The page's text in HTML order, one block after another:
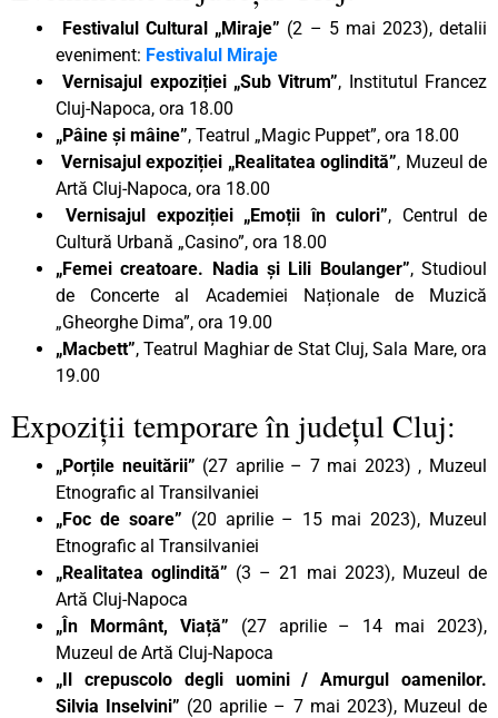
Festivalul Cultural „Miraje” (2 – 5 mai 2023), detalii
eveniment: Festivalul Miraje
Vernisajul expoziției „Sub Vitrum”, Institutul Francez
Cluj-Napoca, ora 18.00
„Pâine și mâine”, Teatrul „Magic Puppet”, ora 18.00
Vernisajul expoziției „Realitatea oglindită”, Muzeul de
Artă Cluj-Napoca, ora 18.00
Vernisajul expoziției „Emoții în culori”, Centrul de
Cultură Urbană „Casino”, ora 18.00
„Femei creatoare. Nadia și Lili Boulanger”, Studioul
de Concerte al Academiei Naționale de Muzică
„Gheorghe Dima”, ora 19.00
„Macbett”, Teatrul Maghiar de Stat Cluj, Sala Mare, ora
19.00
Expoziții temporare în județul Cluj:
„Porțile neuitării” (27 aprilie – 7 mai 2023) , Muzeul
Etnografic al Transilvaniei
„Foc de soare” (20 aprilie – 15 mai 2023), Muzeul
Etnografic al Transilvaniei
„Realitatea oglindită” (3 – 21 mai 2023), Muzeul de
Artă Cluj-Napoca
„În Mormânt, Viață” (27 aprilie – 14 mai 2023),
Muzeul de Artă Cluj-Napoca
„Il crepuscolo degli uomini / Amurgul oamenilor.
Silvia Inselvini” (20 aprilie – 7 mai 2023), Muzeul de